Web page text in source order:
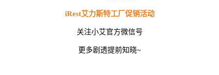
iRest艾力斯特工厂促销活动
关注小艾官方微信号
更多剧透提前知晓~